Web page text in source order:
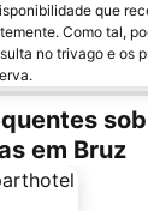
que
Como tal,
no trivago e os
em Bruz